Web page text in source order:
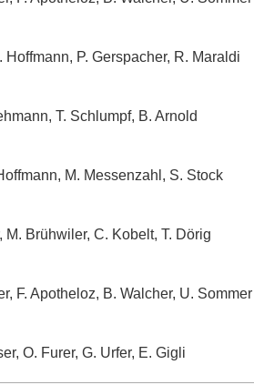
Hoffmann, P. Gerspacher, R. Maraldi
T. Schlumpf, B. Arnold
M. Messenzahl, S. Stock
M. Brühwiler, C. Kobelt, T. Dörig
F. Apotheloz, B. Walcher, U. Sommer
O. Furer, G. Urfer, E. Gigli